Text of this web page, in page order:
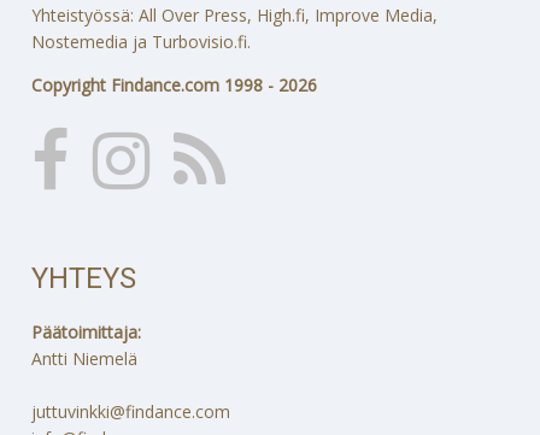
Yhteistyössä: All Over Press, High.fi, Improve Media,
Nostemedia ja Turbovisio.fi.
Copyright Findance.com 1998 - 2026
YHTEYS
Päätoimittaja:
Antti Niemelä
juttuvinkki@findance.com